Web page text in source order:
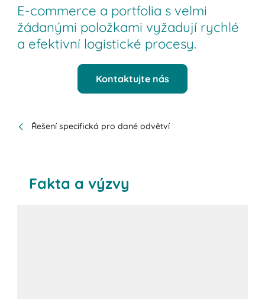
E-commerce a portfolia s velmi
žádanými položkami vyžadují rychlé
a efektivní logistické procesy.
Kontaktujte nás
Řešení specifická pro dané odvětví
Fakta a výzvy